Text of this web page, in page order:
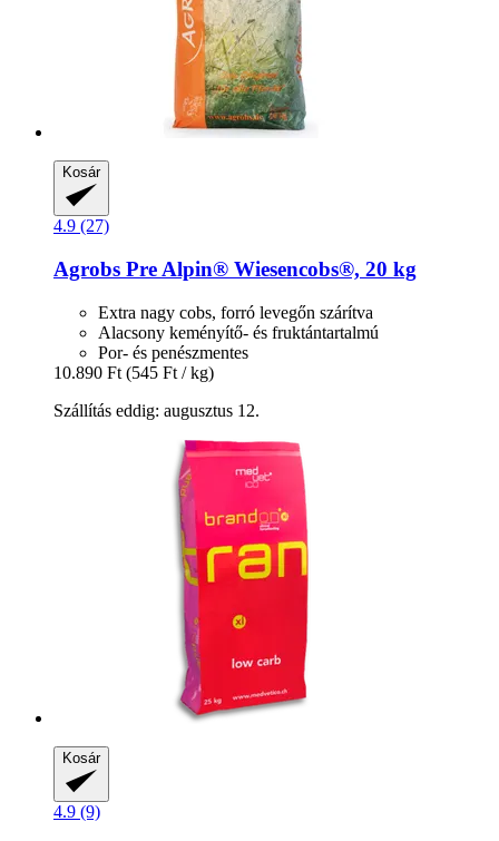
Kosár
4.9 (27)
Agrobs Pre Alpin® Wiesencobs®, 20 kg
Extra nagy cobs, forró levegőn szárítva
Alacsony keményítő- és fruktántartalmú
Por- és penészmentes
10.890 Ft (545 Ft / kg)
Szállítás eddig: augusztus 12.
Kosár
4.9 (9)